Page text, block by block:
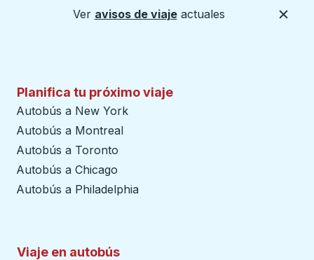
Ver avisos de viajeactuales
Planifica tu próximo viaje
Autobús a New York
Autobús a Montreal
Autobús a Toronto
Autobús a Chicago
Autobús a Philadelphia
Viaje en autobús